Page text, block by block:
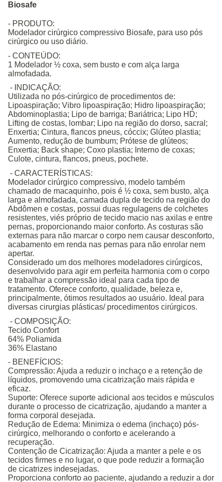
Biosafe
- PRODUTO:
Modelador cirúrgico compressivo Biosafe, para uso pós
cirúrgico ou uso diário.
- CONTEÚDO:
1 Modelador ½ coxa, sem busto e com alça larga
almofadada.
- INDICAÇÃO:
Utilizada no pós-cirúrgico de procedimentos de:
Lipoaspiração; Vibro lipoaspiração; Hidro lipoaspiração;
Abdominoplastia; Lipo de barriga; Bariátrica; Lipo HD;
Lifting de costas, lombar; Lipo na região do dorso, sacral;
Enxertia; Cintura, flancos pneus, cóccix; Glúteo plastia;
Aumento, redução de bumbum; Prótese de glúteos;
Enxertia; Back shape; Coxo plastia; Interno de coxas;
Culote, cintura, flancos, pneus, pochete.
- CARACTERÍSTICAS:
Modelador cirúrgico compressivo, modelo também
chamado de macaquinho, pois é ½ coxa, sem busto, alça
larga e almofadada, camada dupla de tecido na região do
Abdômen e costas, possui duas regulagens de colchetes
resistentes, viés próprio de tecido macio nas axilas e entre
pernas, proporcionando maior conforto. As costuras são
externas para não marcar o corpo nem causar desconforto,
acabamento em renda nas pernas para não enrolar nem
apertar.
Considerado um dos melhores modeladores cirúrgicos,
desenvolvido para agir em perfeita harmonia com o corpo
e trabalhar a compressão ideal para cada tipo de
tratamento. Oferece conforto, qualidade, beleza e,
principalmente, ótimos resultados ao usuário. Ideal para
diversas cirurgias plásticas/ procedimentos cirúrgicos.
- COMPOSIÇÃO:
Tecido Confort
64% Poliamida
36% Elastano
- BENEFÍCIOS:
Compressão: Ajuda a reduzir o inchaço e a retenção de
líquidos, promovendo uma cicatrização mais rápida e
eficaz.
Suporte: Oferece suporte adicional aos tecidos e músculos
durante o processo de cicatrização, ajudando a manter a
forma corporal desejada.
Redução de Edema: Minimiza o edema (inchaço) pós-
cirúrgico, melhorando o conforto e acelerando a
recuperação.
Contenção de Cicatrização: Ajuda a manter a pele e os
tecidos firmes e no lugar, o que pode reduzir a formação
de cicatrizes indesejadas.
Proporciona conforto ao paciente, ajudando a reduzir a dor